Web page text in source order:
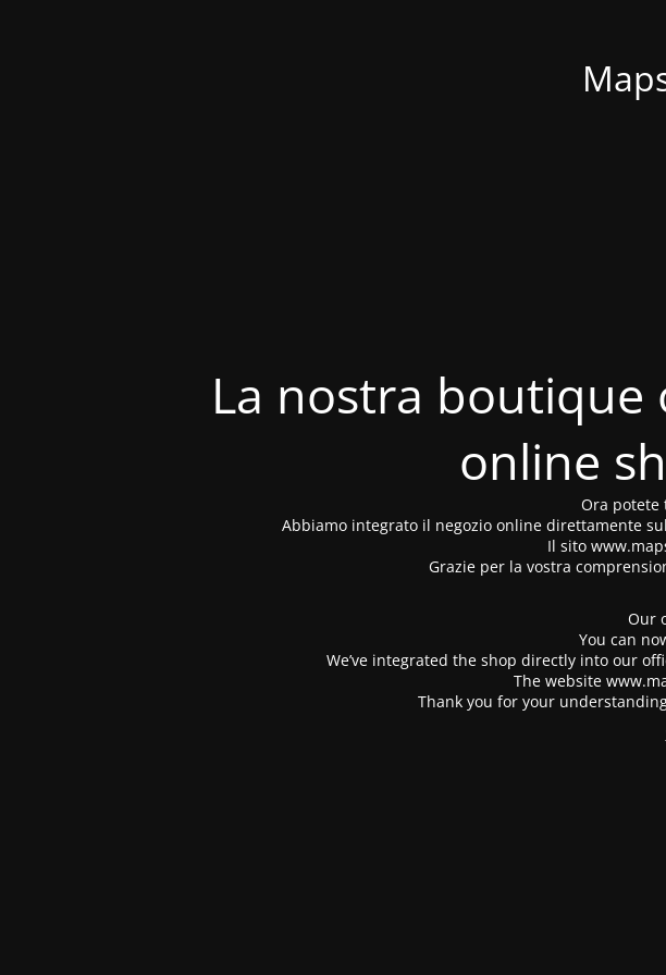
La nostra
online
Ora potete
Abbiamo integrato il negozio online direttamente
Il sito
Grazie per la vostra
Our
You can
We’ve integrated the shop directly into our
The website
Thank you for your